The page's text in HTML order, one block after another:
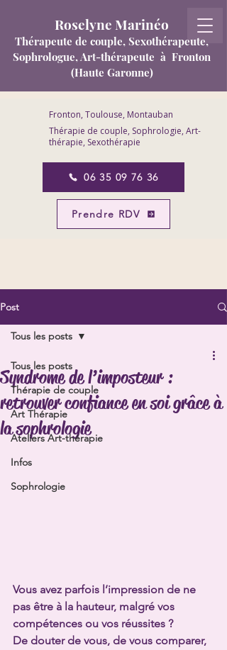
Fronton, Toulouse, Montauban
Thérapie de couple, Sophrologie, Art-
thérapie, Sexothérapie
06 35 09 76 36
Prendre RDV
Roselyne Marinéo
Thérapeute de couple, Sexothérapeute,
Sophrologue, Art-thérapeute à Fronton
(Haute Garonne)
Post
Tous les posts
Thérapie de couple
Art Thérapie
Ateliers Art-thérapie
Infos
Sophrologie
Tous les posts
Syndrome de l’imposteur :
retrouver confiance en soi grâce à
la sophrologie
Vous avez parfois l’impression de ne
pas être à la hauteur, malgré vos
compétences ou vos réussites ?
De douter de vous, de vous comparer,